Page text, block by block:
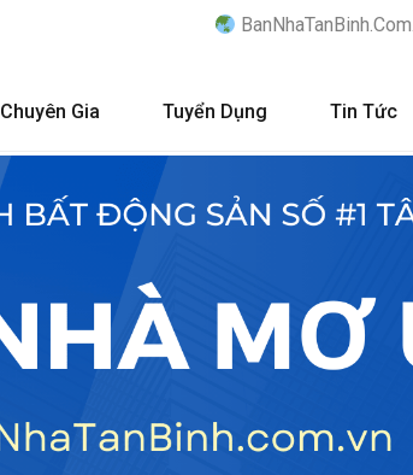
BanNhaTanBinh.Com.Vn - Kênh
Chuyên Gia Tuyển Dụng Tin Tức